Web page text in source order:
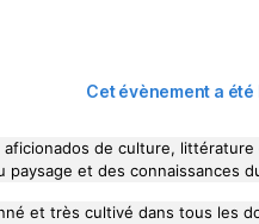
Cet évènement a
de culture,
paysage et des connaissances
et très cultivé dans tous les